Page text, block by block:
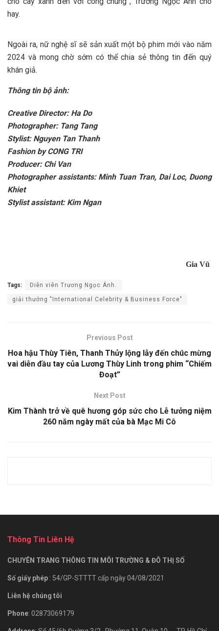
hay.
Ngoài ra, nữ nghệ sĩ sẽ sản xuất một bộ phim mới vào năm
2024 và mong chờ sớm có thể chia sẻ thông tin đến quý
khán giả.
Thông tin bộ ảnh:
Creative Director: Ha Do
Photographer: Tang Tang
Stylist: Nguyen Tan Thanh
Fashion by CONG TRI
Producer: Chi Van
Photographer assistants: Minh Tuan Tran, Dai Loc, Duong
Khiet
Stylist assistant: Kim Ngan
Gia Vũ
Tags: Diễn viên Trương Ngọc Ánh.
giải thưởng "International Celebrity & Business Force"
Previous Post
Hoa hậu Thùy Tiên, Thanh Thủy lộng lẫy đến chúc mừng
vai diễn đầu tay của Lương Thùy Linh trong phim “Chiếm
Đoạt”
Next Post
Kim Thành trở về quê hương góp sức cho Lễ tưởng niệm
260 năm ngày mất của bà Mạc Mi Cô
Thông Tin Liên Hệ
CHUYÊN TRANG THÔNG TIN MÔI TRƯỜNG & ĐÔ THỊ SỐ
Số giấy phép : 54/GP-STTTT cấp ngày 04/08/2021
Liên hệ chúng tôi
Phone: 02873069179